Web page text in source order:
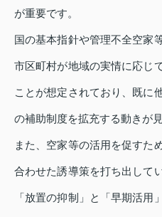
が重要です。
国の基本指針や管理不全空家
市区町村が地域の実情に応じ
ことが想定されており、既に
の補助制度を拡充する動きが見
また、空家等の活用を促すた
合わせた誘導策を打ち出して
「放置の抑制」と「早期活用